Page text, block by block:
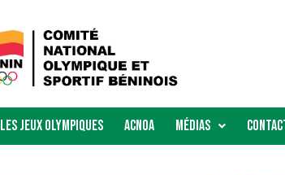
Les Jeux Olympiques ACNOA Médias